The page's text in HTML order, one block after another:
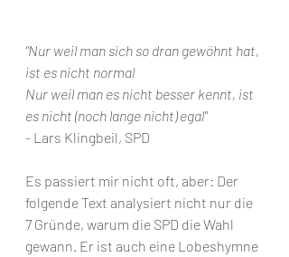
"Nur weil man sich so dran gewöhnt hat,
ist es nicht normal
Nur weil man es nicht besser kennt, ist
es nicht (noch lange nicht) egal"
- Lars Klingbeil, SPD
Es passiert mir nicht oft, aber: Der
folgende Text analysiert nicht nur die
7 Gründe, warum die SPD die Wahl
gewann. Er ist auch eine Lobeshymne